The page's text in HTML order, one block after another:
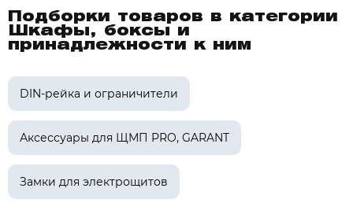
Подборки товаров в категории
Шкафы, боксы и
принадлежности к ним
DIN-рейка и ограничители
Аксессуары для ЩМП PRO, GARANT
Замки для электрощитов